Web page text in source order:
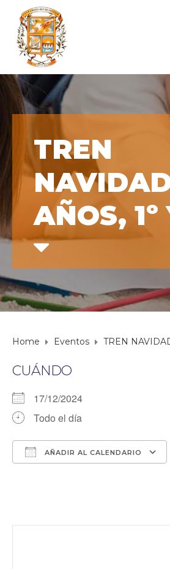
TREN
AÑOS, 1º
Home Eventos TREN
CUÁNDO
17/12/2024
Todo el día
AÑADIR AL CALENDARIO